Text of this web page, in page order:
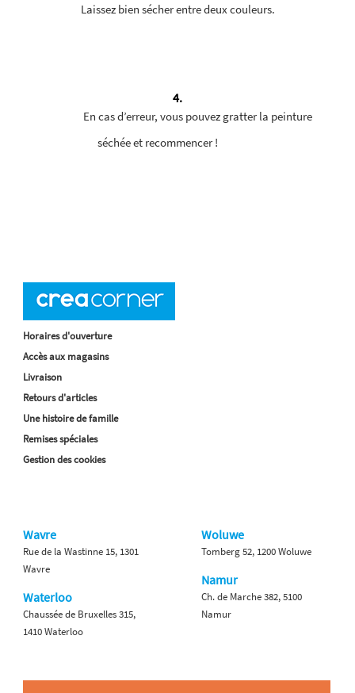
Laissez bien sécher entre deux couleurs.
4.
En cas d’erreur, vous pouvez gratter la peinture
séchée et recommencer !
Horaires d'ouverture
Accès aux magasins
Livraison
Retours d'articles
Une histoire de famille
Remises spéciales
Gestion des cookies
Wavre
Rue de la Wastinne 15, 1301
Wavre
Waterloo
Chaussée de Bruxelles 315,
1410 Waterloo
Woluwe
Tomberg 52, 1200 Woluwe
Namur
Ch. de Marche 382, 5100
Namur